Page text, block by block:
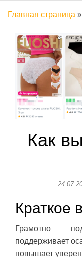
Главная страница »
Как
Краткое
Грамотно
поддерживает
повышает